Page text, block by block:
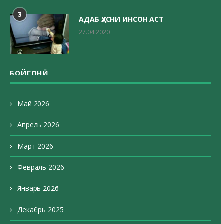
3 АДАБ ҲУСНИ ИНСОН АСТ
27.04.2020
БОЙГОНӢ
Май 2026
Апрель 2026
Март 2026
Февраль 2026
Январь 2026
Декабрь 2025